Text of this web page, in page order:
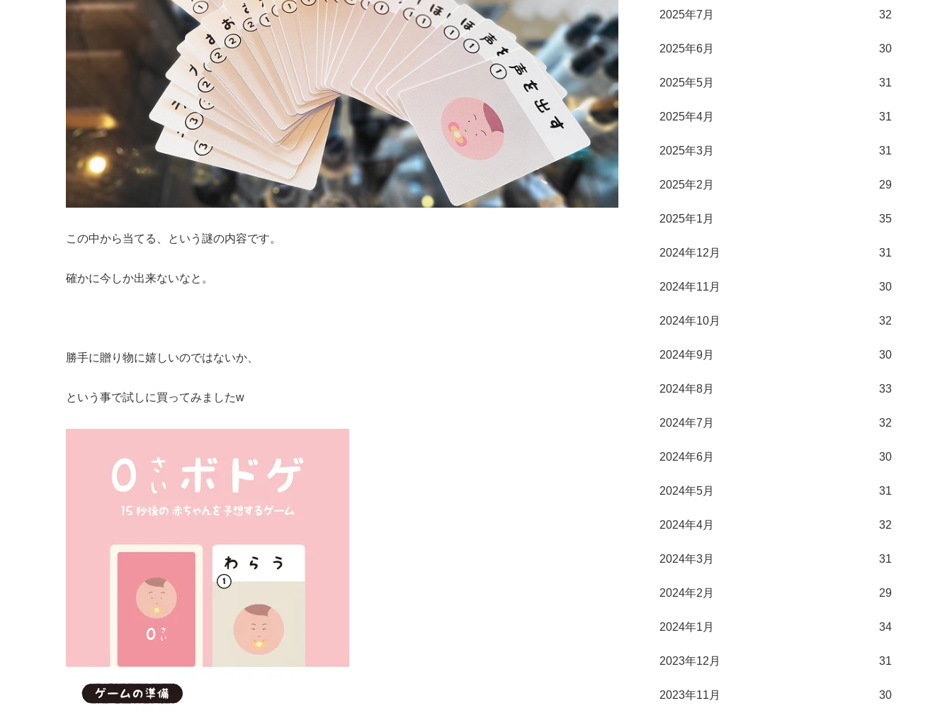
この中から当てる、という謎の内容です。
確かに今しか出来ないなと。
勝手に贈り物に嬉しいのではないか、
という事で試しに買ってみましたw
2025年7月 32
2025年6月 30
2025年5月 31
2025年4月 31
2025年3月 31
2025年2月 29
2025年1月 35
2024年12月 31
2024年11月 30
2024年10月 32
2024年9月 30
2024年8月 33
2024年7月 32
2024年6月 30
2024年5月 31
2024年4月 32
2024年3月 31
2024年2月 29
2024年1月 34
2023年12月 31
2023年11月 30